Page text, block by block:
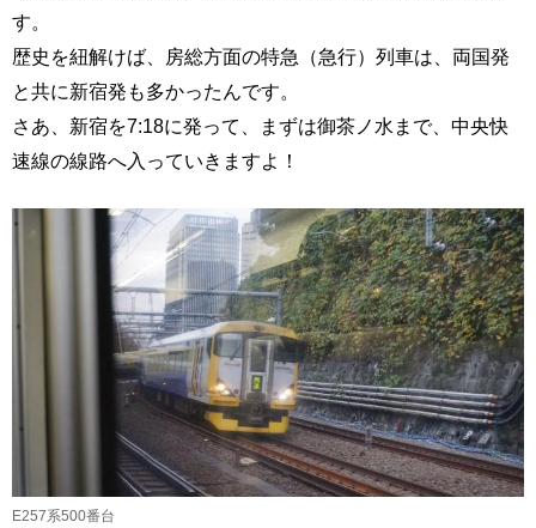
す。
歴史を紐解けば、房総方面の特急（急行）列車は、両国発
と共に新宿発も多かったんです。
さあ、新宿を7:18に発って、まずは御茶ノ水まで、中央快
速線の線路へ入っていきますよ！
E257系500番台